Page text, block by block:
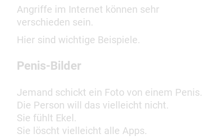
Angriffe im Internet können sehr
verschieden sein.
Hier sind wichtige Beispiele.
Penis-Bilder
Jemand schickt ein Foto von einem Penis.
Die Person will das vielleicht nicht.
Sie fühlt Ekel.
Sie löscht vielleicht alle Apps.